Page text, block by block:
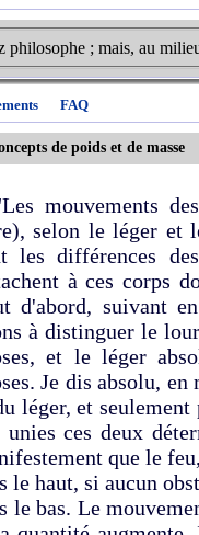
philosophe ; mais, au
FAQ
de poids et de masse
mouvements
selon le léger et
les différences
à ces corps
d'abord, suivant
à distinguer le
et le léger
Je dis absolu,
léger, et
unies ces deux
que le
le haut, si aucun
le bas. Le